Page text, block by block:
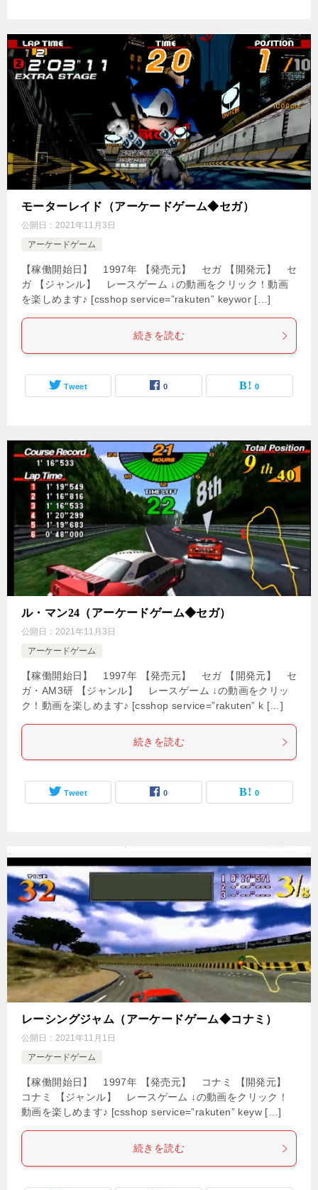
モーターレイド（アーケードゲーム◆セガ）
公開日： 2021年11月3日
アーケードゲーム
【稼働開始日】 1997年 【発売元】 セガ 【開発元】 セ
ガ 【ジャンル】 レースゲーム ↓の動画をクリック！動画
を楽しめます♪ [csshop service=”rakuten” keywor […]
続きを読む
Tweet 0 0
ル・マン24（アーケードゲーム◆セガ）
公開日： 2021年11月3日
アーケードゲーム
【稼働開始日】 1997年 【発売元】 セガ 【開発元】 セ
ガ・AM3研 【ジャンル】 レースゲーム ↓の動画をクリッ
ク！動画を楽しめます♪ [csshop service=”rakuten” k […]
続きを読む
Tweet 0 0
レーシングジャム（アーケードゲーム◆コナミ）
公開日： 2021年11月1日
アーケードゲーム
【稼働開始日】 1997年 【発売元】 コナミ 【開発元】
コナミ 【ジャンル】 レースゲーム ↓の動画をクリック！
動画を楽しめます♪ [csshop service=”rakuten” keyw […]
続きを読む